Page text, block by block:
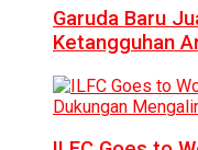
Garuda Baru
Ketangguhan